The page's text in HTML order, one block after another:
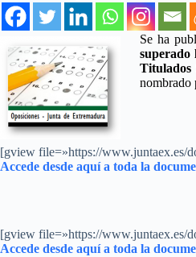
Se ha
superado
Titulados
nombrado
[gview file=»https://
Accede desde aquí a toda la
[gview file=»https://
Accede desde aquí a toda la